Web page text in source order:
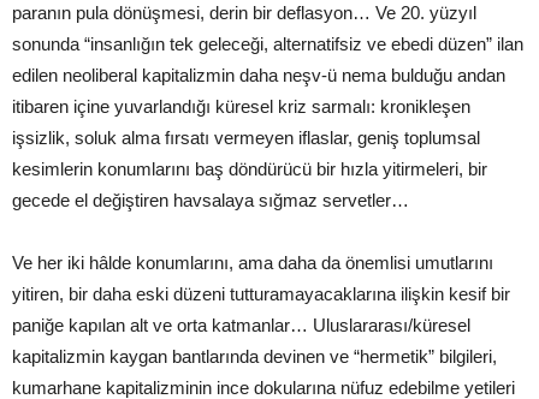
paranın pula dönüşmesi, derin bir deflasyon… Ve 20. yüzyıl
sonunda “insanlığın tek geleceği, alternatifsiz ve ebedi düzen” ilan
edilen neoliberal kapitalizmin daha neşv-ü nema bulduğu andan
itibaren içine yuvarlandığı küresel kriz sarmalı: kronikleşen
işsizlik, soluk alma fırsatı vermeyen iflaslar, geniş toplumsal
kesimlerin konumlarını baş döndürücü bir hızla yitirmeleri, bir
gecede el değiştiren havsalaya sığmaz servetler…
Ve her iki hâlde konumlarını, ama daha da önemlisi umutlarını
yitiren, bir daha eski düzeni tutturamayacaklarına ilişkin kesif bir
paniğe kapılan alt ve orta katmanlar… Uluslararası/küresel
kapitalizmin kaygan bantlarında devinen ve “hermetik” bilgileri,
kumarhane kapitalizminin ince dokularına nüfuz edebilme yetileri